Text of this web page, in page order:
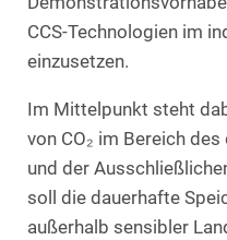
CCS-Technologien im
einzusetzen.
Im Mittelpunkt steht
von CO₂ im Bereich
und der
soll die dauerhafte
außerhalb sensibler